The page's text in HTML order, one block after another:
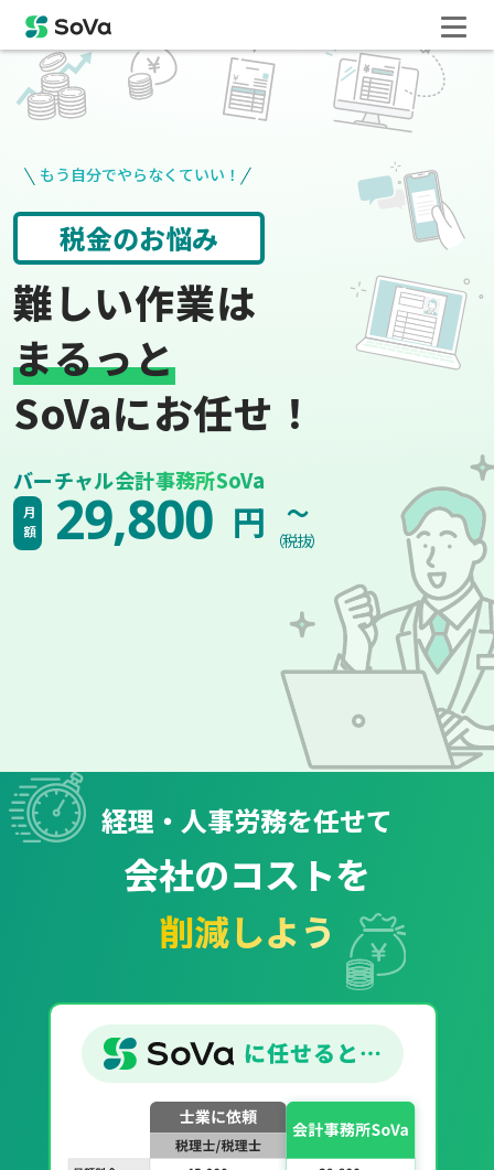
もう自分でやらなくていい！
請求書や領収書 役所手続き
難しい作業は
まるっと
SoVaにお任せ！
バーチャル会計事務所SoVa
月額 29,800 円 ~
（税抜）
経理・人事労務を任せて
会社のコストを
削減しよう